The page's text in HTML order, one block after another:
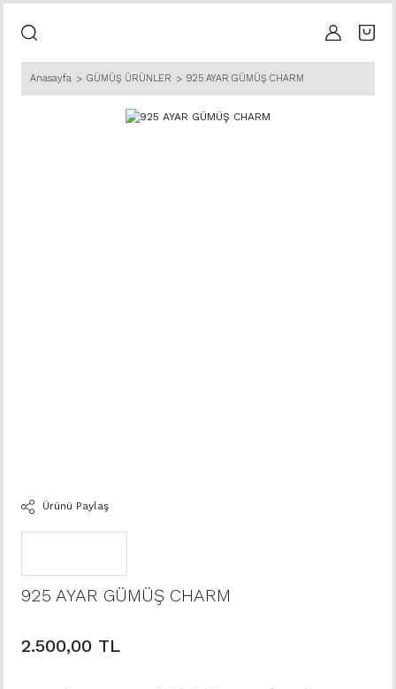
Anasayfa GÜMÜŞ ÜRÜNLER 925 AYAR GÜMÜŞ CHARM
Ürünü Paylaş
925 AYAR GÜMÜŞ CHARM
2.500,00 TL